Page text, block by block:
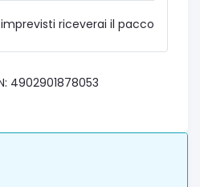
riceverai il pacco
4902901878053